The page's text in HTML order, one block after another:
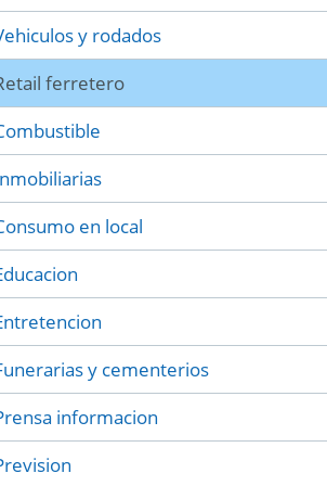
y rodados
ferretero
en local
y cementerios
informacion